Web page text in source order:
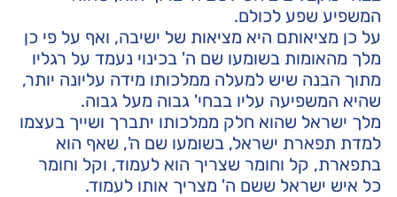
המשפיע שפע לכולם.
על כן מציאותם היא מציאות של ישיבה, ואף על פי כן
מלך מהאומות בשומעו שם ה' בכינוי נעמד על רגליו
מתוך הבנה שיש למעלה ממלכותו מידה עליונה יותר,
שהיא המשפיעה עליו בבחי' גבוה מעל גבוה.
מלך ישראל שהוא חלק ממלכותו יתברך ושייך בעצמו
למדת תפארת ישראל, בשומעו שם ה', שאף הוא
בתפארת, קל וחומר שצריך הוא לעמוד, וקל וחומר
כל איש ישראל ששם ה' מצריך אותו לעמוד.